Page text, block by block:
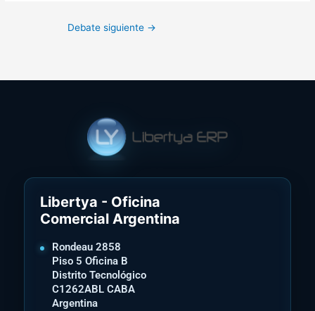
Debate siguiente →
Libertya - Oficina
Comercial Argentina
Rondeau 2858
Piso 5 Oficina B
Distrito Tecnológico
C1262ABL CABA
Argentina